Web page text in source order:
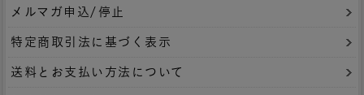
メルマガ申込/停止
特定商取引法に基づく表示
送料とお支払い方法について